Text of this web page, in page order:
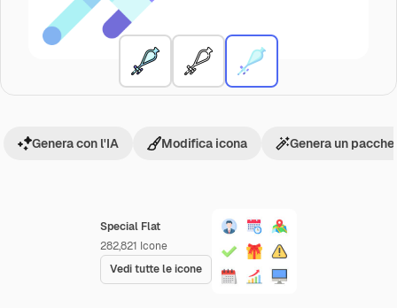
Special Flat
282,821 Icone
Vedi tutte le icone
Genera con l'IA Modifica icona Genera un